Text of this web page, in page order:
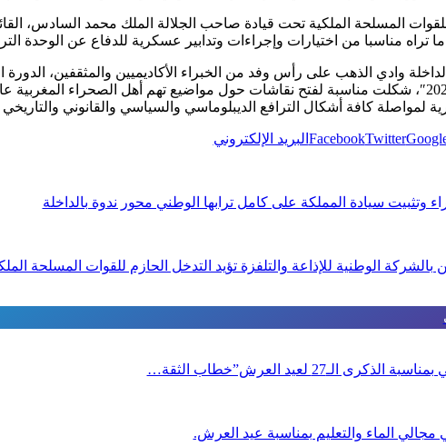
المسلحة الملكية تحت قيادة صاحب الجلالة الملك محمد السادس،
تراه مناسبا من اختيارات وإجراءات وتدابير عسكرية للدفاع عن الوحدة
وادي الذهب على رأس وفد من الخبراء الأكاديميين والمثقفين،
التفكير” تحت شعار “الكركرات 2020″، شكلت مناسبة لفتح نقاشات حول مواضيع تهم أهل
لمواصلة كافة أشكال الترافع الديبلوماسي والسياسي والقانوني
FacebookTwitter البريد الإلكتروني
وتثبيت سيادة المملكة على كامل ترابها الوطني محور ندوة بالداخلة
بالشركة الوطنية للإذاعة والتلفزة تؤيد التدخل الحازم للقوات المسلحة
لعيد العرش”خطاب الثقة…
مجالي الماء والتعليم بمناسبة عيد العرش.